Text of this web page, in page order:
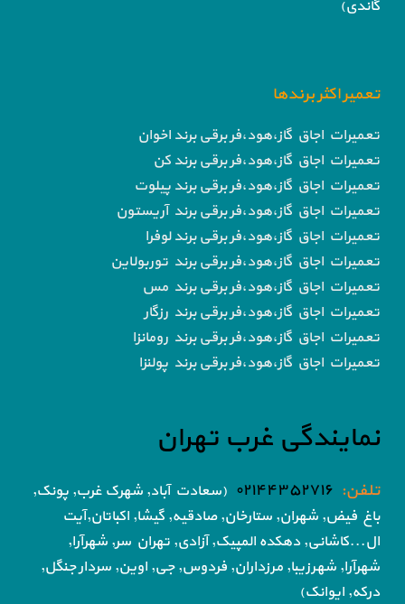
گاندی)
تعمیر اکثر برندها
تعمیرات اجاق گاز،هود،فر برقی برند اخوان
تعمیرات اجاق گاز،هود،فر برقی برند کن
تعمیرات اجاق گاز،هود،فر برقی برند پیلوت
تعمیرات اجاق گاز،هود،فر برقی برند آریستون
تعمیرات اجاق گاز،هود،فر برقی برند لوفرا
تعمیرات اجاق گاز،هود،فر برقی برند توربولاین
تعمیرات اجاق گاز،هود،فر برقی برند مس
تعمیرات اجاق گاز،هود،فر برقی برند رزگار
تعمیرات اجاق گاز،هود،فر برقی برند رومانزا
تعمیرات اجاق گاز،هود،فر برقی برند پولنزا
نمایندگی غرب تهران
تلفن: ۰۲۱۴۴۳۵۲۷۱۶ (سعادت آباد, شهرک غرب, پونک,
باغ فیض, شهران, ستارخان, صادقیه, گیشا, اکباتان,آیت
ال...کاشانی, دهکده المپیک, آزادی, تهران سر, شهرآرا,
شهرآرا, شهرزیبا, مرزداران, فردوس, جی, اوین, سردار جنگل,
درکه, ایوانک)